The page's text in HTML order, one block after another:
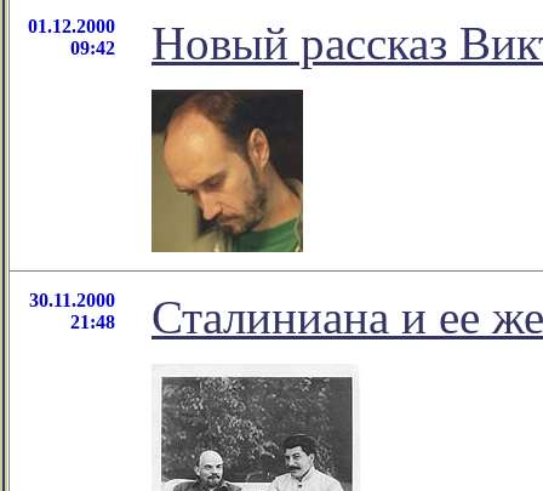
01.12.2000
09:42
Новый рассказ
30.11.2000
21:48
Сталиниана и ее